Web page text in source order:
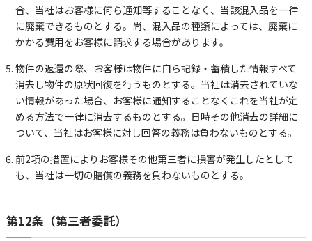
合、当社はお客様に何ら通知等することなく、当該混入品を一律
に廃棄できるものとする。尚、混入品の種類によっては、廃棄に
かかる費用をお客様に請求する場合があります。
物件の返還の際、お客様は物件に自ら記録・蓄積した情報すべて
消去し物件の原状回復を行うものとする。当社は消去されていな
い情報があった場合、お客様に通知することなくこれを当社が定
める方法で一律に消去するものとする。日時その他消去の詳細に
ついて、当社はお客様に対し回答の義務は負わないものとする。
前2項の措置によりお客様その他第三者に損害が発生したとして
も、当社は一切の賠償の義務を負わないものとする。
第12条（第三者委託）